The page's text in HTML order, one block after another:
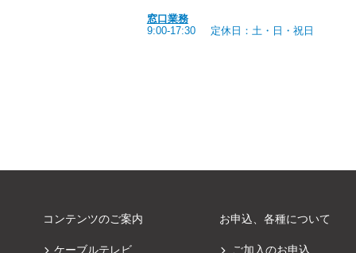
窓口業務
9:00-17:30
定休日：土・日・祝日
コンテンツのご案内
ケーブルテレビ
お申込、各種について
ご加入のお申込